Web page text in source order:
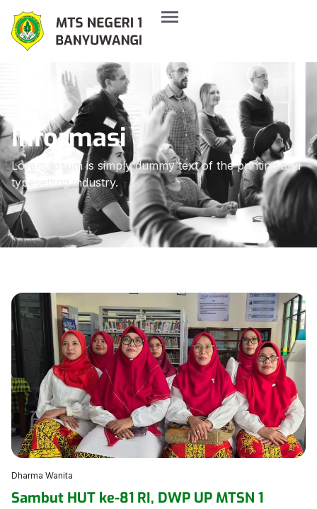
Informasi
Lorem Ipsum is simply dummy text of the printing and
typesetting industry.
Dharma Wanita
Sambut HUT ke-81 RI, DWP UP MTSN 1